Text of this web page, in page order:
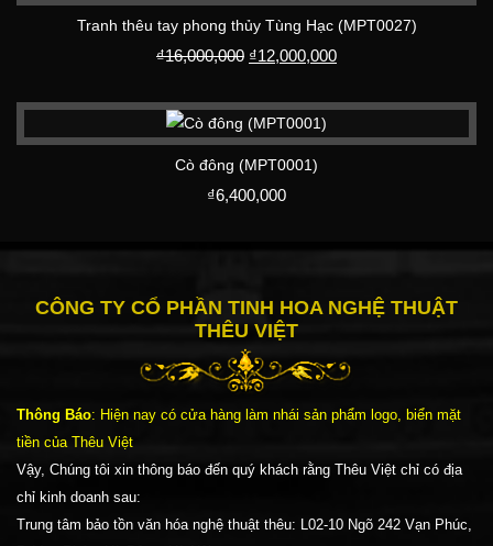
Tranh thêu tay phong thủy Tùng Hạc (MPT0027)
₫16,000,000 ₫12,000,000
Cò đông (MPT0001)
₫6,400,000
CÔNG TY CỔ PHẦN TINH HOA NGHỆ THUẬT
THÊU VIỆT
Thông Báo: Hiện nay có cửa hàng làm nhái sản phẩm logo, biển mặt
tiền của Thêu Việt
Vậy, Chúng tôi xin thông báo đến quý khách rằng Thêu Việt chỉ có địa
chỉ kinh doanh sau:
Trung tâm bảo tồn văn hóa nghệ thuật thêu: L02-10 Ngõ 242 Vạn Phúc,